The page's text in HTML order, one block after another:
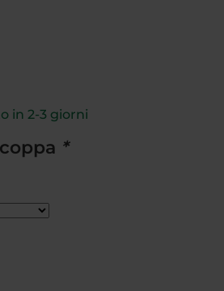
in 2-3 giorni
*